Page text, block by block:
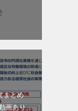
まとめ
画あり。